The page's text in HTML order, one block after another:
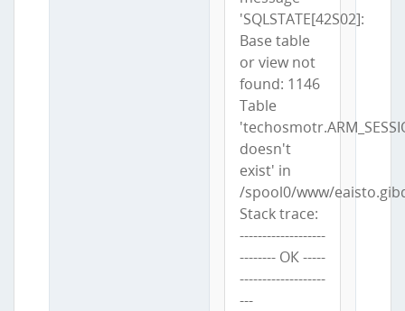
'SQLSTATE[42S02]:
Base table
or view not
found: 1146
Table
doesn't
exist' in
/spool0/www/
Stack trace:
-------------------
-------- ОК -----
-------------------
---